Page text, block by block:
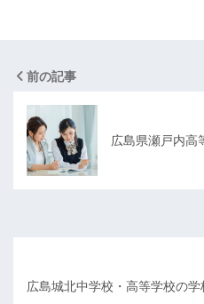
前の記事
広島県瀬戸内高
広島城北中学校・高等学校の学